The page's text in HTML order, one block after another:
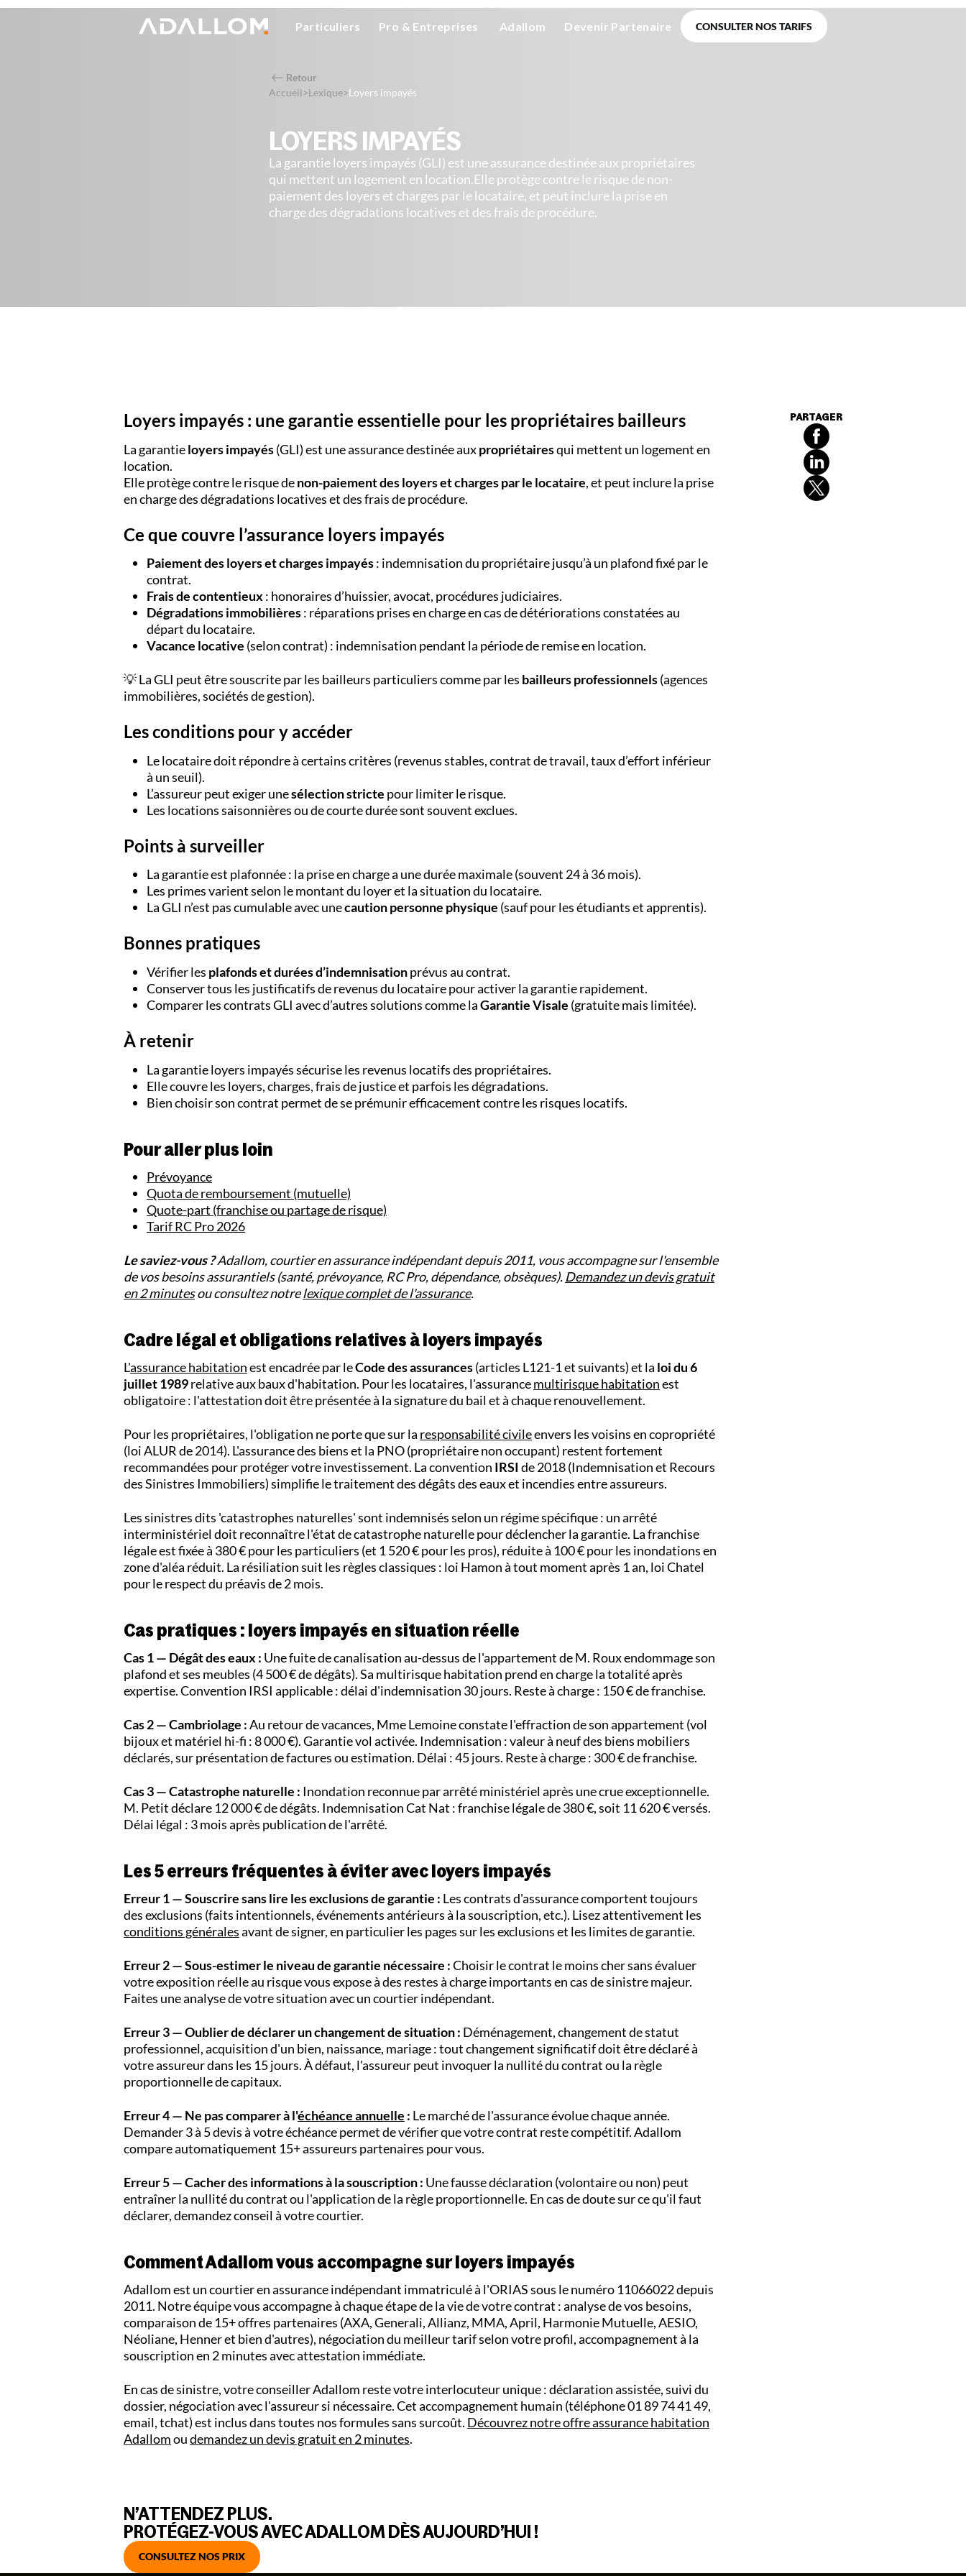
Particuliers Pro & Entreprises Adallom Devenir Partenaire CONSULTER NOS TARIFS
Retour
Accueil >Lexique>Loyers impayés
LOYERS IMPAYÉS
La garantie loyers impayés (GLI) est une assurance destinée aux propriétaires
qui mettent un logement en location.Elle protège contre le risque de non-
paiement des loyers et charges par le locataire, et peut inclure la prise en
charge des dégradations locatives et des frais de procédure.
Loyers impayés : une garantie essentielle pour les propriétaires bailleurs
La garantieloyers impayés(GLI) est une assurance destinée auxpropriétairesqui mettent un logement en
location.
Elle protège contre le risque denon-paiement des loyers et charges par le locataire, et peut inclure la prise
en charge des dégradations locatives et des frais de procédure.
Ce que couvre l’assurance loyers impayés
Paiement des loyers et charges impayés: indemnisation du propriétaire jusqu’à un plafond fixé par le
contrat.
Frais de contentieux: honoraires d’huissier, avocat, procédures judiciaires.
Dégradations immobilières: réparations prises en charge en cas de détériorations constatées au
départ du locataire.
Vacance locative (selon contrat) : indemnisation pendant la période de remise en location.
💡 La GLI peut être souscrite par les bailleurs particuliers comme par les bailleurs professionnels(agences
immobilières, sociétés de gestion).
Les conditions pour y accéder
Le locataire doit répondre à certains critères (revenus stables, contrat de travail, taux d’effort inférieur
à un seuil).
L’assureur peut exiger unesélection stricte pour limiter le risque.
Les locations saisonnières ou de courte durée sont souvent exclues.
Points à surveiller
La garantie est plafonnée : la prise en charge a une durée maximale (souvent 24 à 36 mois).
Les primes varient selon le montant du loyer et la situation du locataire.
La GLI n’est pas cumulable avec unecaution personne physique (sauf pour les étudiants et apprentis).
Bonnes pratiques
Vérifier les plafonds et durées d’indemnisationprévus au contrat.
Conserver tous les justificatifs de revenus du locataire pour activer la garantie rapidement.
Comparer les contrats GLI avec d’autres solutions comme laGarantie Visale (gratuite mais limitée).
À retenir
La garantie loyers impayés sécurise les revenus locatifs des propriétaires.
Elle couvre les loyers, charges, frais de justice et parfois les dégradations.
Bien choisir son contrat permet de se prémunir efficacement contre les risques locatifs.
Pour aller plus loin
Prévoyance
Quota de remboursement (mutuelle)
Quote-part (franchise ou partage de risque)
Tarif RC Pro 2026
Le saviez-vous ?Adallom, courtier en assurance indépendant depuis 2011, vous accompagne sur l'ensemble
de vos besoins assurantiels (santé, prévoyance, RC Pro, dépendance, obsèques). Demandez un devis gratuit
en 2 minutesou consultez notrelexique complet de l'assurance.
Cadre légal et obligations relatives à loyers impayés
L'assurance habitationest encadrée par leCode des assurances(articles L121-1 et suivants) et la loi du 6
juillet 1989relative aux baux d'habitation. Pour les locataires, l'assurancemultirisque habitationest
obligatoire : l'attestation doit être présentée à la signature du bail et à chaque renouvellement.
Pour les propriétaires, l'obligation ne porte que sur la responsabilité civileenvers les voisins en copropriété
(loi ALUR de 2014). L'assurance des biens et la PNO (propriétaire non occupant) restent fortement
recommandées pour protéger votre investissement. La convention IRSI de 2018 (Indemnisation et Recours
des Sinistres Immobiliers) simplifie le traitement des dégâts des eaux et incendies entre assureurs.
Les sinistres dits 'catastrophes naturelles' sont indemnisés selon un régime spécifique : un arrêté
interministériel doit reconnaître l'état de catastrophe naturelle pour déclencher la garantie. La franchise
légale est fixée à 380 € pour les particuliers (et 1 520 € pour les pros), réduite à 100 € pour les inondations en
zone d'aléa réduit. La résiliation suit les règles classiques : loi Hamon à tout moment après 1 an, loi Chatel
pour le respect du préavis de 2 mois.
Cas pratiques : loyers impayés en situation réelle
Cas 1 — Dégât des eaux : Une fuite de canalisation au-dessus de l'appartement de M. Roux endommage son
plafond et ses meubles (4 500 € de dégâts). Sa multirisque habitation prend en charge la totalité après
expertise. Convention IRSI applicable : délai d'indemnisation 30 jours. Reste à charge : 150 € de franchise.
Cas 2 — Cambriolage :Au retour de vacances, Mme Lemoine constate l'effraction de son appartement (vol
bijoux et matériel hi-fi : 8 000 €). Garantie vol activée. Indemnisation : valeur à neuf des biens mobiliers
déclarés, sur présentation de factures ou estimation. Délai : 45 jours. Reste à charge : 300 € de franchise.
Cas 3 — Catastrophe naturelle : Inondation reconnue par arrêté ministériel après une crue exceptionnelle.
M. Petit déclare 12 000 € de dégâts. Indemnisation Cat Nat : franchise légale de 380 €, soit 11 620 € versés.
Délai légal : 3 mois après publication de l'arrêté.
Les 5 erreurs fréquentes à éviter avec loyers impayés
Erreur 1 — Souscrire sans lire les exclusions de garantie : Les contrats d'assurance comportent toujours
des exclusions (faits intentionnels, événements antérieurs à la souscription, etc.). Lisez attentivement les
conditions généralesavant de signer, en particulier les pages sur les exclusions et les limites de garantie.
Erreur 2 — Sous-estimer le niveau de garantie nécessaire :Choisir le contrat le moins cher sans évaluer
votre exposition réelle au risque vous expose à des restes à charge importants en cas de sinistre majeur.
Faites une analyse de votre situation avec un courtier indépendant.
Erreur 3 — Oublier de déclarer un changement de situation : Déménagement, changement de statut
professionnel, acquisition d'un bien, naissance, mariage : tout changement significatif doit être déclaré à
votre assureur dans les 15 jours. À défaut, l'assureur peut invoquer la nullité du contrat ou la règle
proportionnelle de capitaux.
Erreur 4 — Ne pas comparer à l'échéance annuelle : Le marché de l'assurance évolue chaque année.
Demander 3 à 5 devis à votre échéance permet de vérifier que votre contrat reste compétitif. Adallom
compare automatiquement 15+ assureurs partenaires pour vous.
Erreur 5 — Cacher des informations à la souscription : Une fausse déclaration (volontaire ou non) peut
entraîner la nullité du contrat ou l'application de la règle proportionnelle. En cas de doute sur ce qu'il faut
déclarer, demandez conseil à votre courtier.
Comment Adallom vous accompagne sur loyers impayés
Adallom est un courtier en assurance indépendant immatriculé à l'ORIAS sous le numéro 11066022 depuis
2011. Notre équipe vous accompagne à chaque étape de la vie de votre contrat : analyse de vos besoins,
comparaison de 15+ offres partenaires (AXA, Generali, Allianz, MMA, April, Harmonie Mutuelle, AESIO,
Néoliane, Henner et bien d'autres), négociation du meilleur tarif selon votre profil, accompagnement à la
souscription en 2 minutes avec attestation immédiate.
En cas de sinistre, votre conseiller Adallom reste votre interlocuteur unique : déclaration assistée, suivi du
dossier, négociation avec l'assureur si nécessaire. Cet accompagnement humain (téléphone 01 89 74 41 49,
email, tchat) est inclus dans toutes nos formules sans surcoût. Découvrez notre offre assurance habitation
Adallomoudemandez un devis gratuit en 2 minutes.
N’ATTENDEZ PLUS.
PROTÉGEZ-VOUS AVEC ADALLOM DÈS AUJOURD’HUI !
CONSULTEZ NOS PRIX
PARTAGER